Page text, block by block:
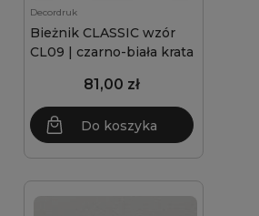
Decordruk
Bieżnik CLASSIC wzór
CL09 | czarno-biała krata
81,00 zł
Do koszyka